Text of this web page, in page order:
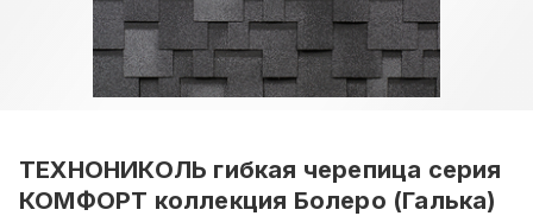
ТЕХНОНИКОЛЬ гибкая черепица серия
КОМФОРТ коллекция Болеро (Галька)